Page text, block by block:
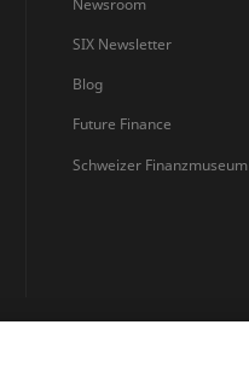
SIX Newsletter
Blog
Future Finance
Schweizer Finanzmuseum